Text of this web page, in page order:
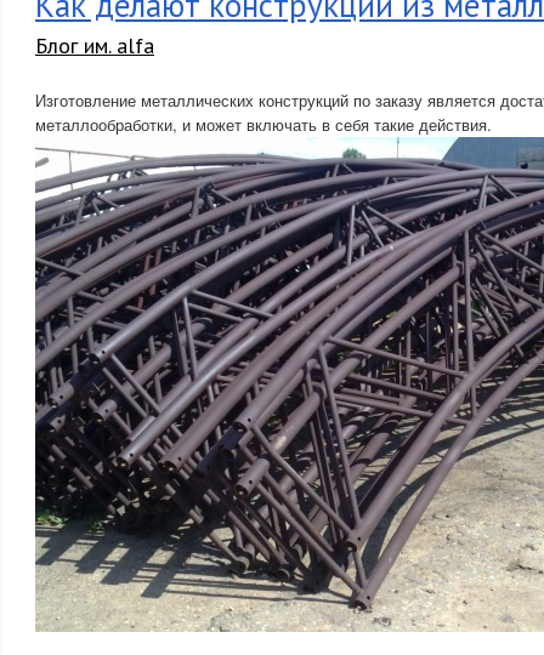
Блог им. alfa
Изготовление металлических конструкций по заказу является
металлообработки, и может включать в себя такие действия.